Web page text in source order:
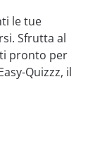
le tue
Sfrutta al
pronto per
Quizzz, il